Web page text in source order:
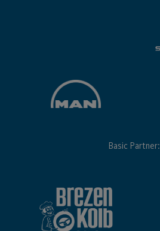
Basic Partner: